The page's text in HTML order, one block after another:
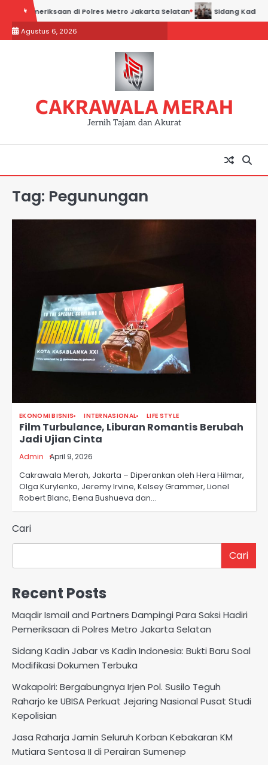
content
Pemeriksaan di Polres Metro Jakarta Selatan Sidang Kadin
Agustus 6, 2026
CAKRAWALA MERAH
Jernih Tajam dan Akurat
Tag: Pegunungan
EKONOMI BISNIS INTERNASIONAL LIFE STYLE
Film Turbulance, Liburan Romantis Berubah
Jadi Ujian Cinta
Admin April 9, 2026
Cakrawala Merah, Jakarta – Diperankan oleh Hera Hilmar,
Olga Kurylenko, Jeremy Irvine, Kelsey Grammer, Lionel
Robert Blanc, Elena Bushueva dan…
Cari
Cari
Recent Posts
Maqdir Ismail and Partners Dampingi Para Saksi Hadiri
Pemeriksaan di Polres Metro Jakarta Selatan
Sidang Kadin Jabar vs Kadin Indonesia: Bukti Baru Soal
Modifikasi Dokumen Terbuka
Wakapolri: Bergabungnya Irjen Pol. Susilo Teguh
Raharjo ke UBISA Perkuat Jejaring Nasional Pusat Studi
Kepolisian
Jasa Raharja Jamin Seluruh Korban Kebakaran KM
Mutiara Sentosa II di Perairan Sumenep